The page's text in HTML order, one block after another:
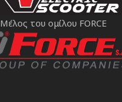
Μέλος του ομίλου FORCE